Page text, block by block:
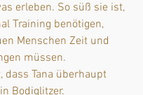
erleben. So süß sie ist,
Training benötigen,
Menschen Zeit und
müssen.
dass Tana überhaupt
Bodiglitzer.